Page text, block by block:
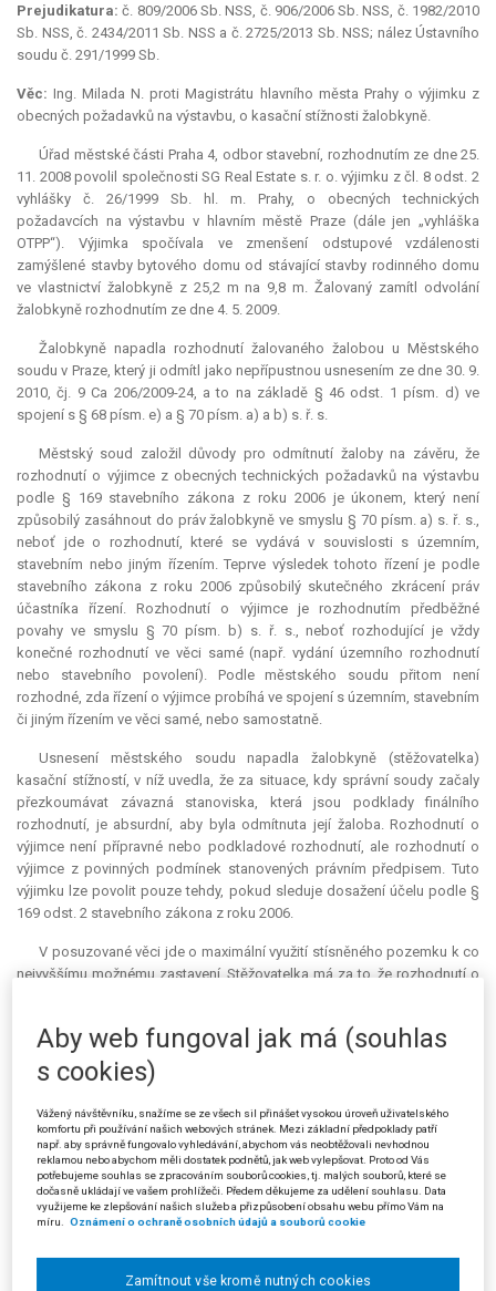
Prejudikatura: č. 809/2006 Sb. NSS, č. 906/2006 Sb. NSS, č. 1982/2010
Sb. NSS, č. 2434/2011 Sb. NSS a č. 2725/2013 Sb. NSS; nález Ústavního
soudu č. 291/1999 Sb.
Věc: Ing. Milada N. proti Magistrátu hlavního města Prahy o výjimku z
obecných požadavků na výstavbu, o kasační stížnosti žalobkyně.
Úřad městské části Praha 4, odbor stavební, rozhodnutím ze dne 25.
11. 2008 povolil společnosti SG Real Estate s. r. o. výjimku z čl. 8 odst. 2
vyhlášky č. 26/1999 Sb. hl. m. Prahy, o obecných technických
požadavcích na výstavbu v hlavním městě Praze (dále jen „vyhláška
OTPP“). Výjimka spočívala ve zmenšení odstupové vzdálenosti
zamýšlené stavby bytového domu od stávající stavby rodinného domu
ve vlastnictví žalobkyně z 25,2 m na 9,8 m. Žalovaný zamítl odvolání
žalobkyně rozhodnutím ze dne 4. 5. 2009.
Žalobkyně napadla rozhodnutí žalovaného žalobou u Městského
soudu v Praze, který ji odmítl jako nepřípustnou usnesením ze dne 30. 9.
2010, čj. 9 Ca 206/2009-24, a to na základě § 46 odst. 1 písm. d) ve
spojení s § 68 písm. e) a § 70 písm. a) a b) s. ř. s.
Městský soud založil důvody pro odmítnutí žaloby na závěru, že
rozhodnutí o výjimce z obecných technických požadavků na výstavbu
podle § 169 stavebního zákona z roku 2006 je úkonem, který není
způsobilý zasáhnout do práv žalobkyně ve smyslu § 70 písm. a) s. ř. s.,
neboť jde o rozhodnutí, které se vydává v souvislosti s územním,
stavebním nebo jiným řízením. Teprve výsledek tohoto řízení je podle
stavebního zákona z roku 2006 způsobilý skutečného zkrácení práv
účastníka řízení. Rozhodnutí o výjimce je rozhodnutím předběžné
povahy ve smyslu § 70 písm. b) s. ř. s., neboť rozhodující je vždy
konečné rozhodnutí ve věci samé (např. vydání územního rozhodnutí
nebo stavebního povolení). Podle městského soudu přitom není
rozhodné, zda řízení o výjimce probíhá ve spojení s územním, stavebním
či jiným řízením ve věci samé, nebo samostatně.
Usnesení městského soudu napadla žalobkyně (stěžovatelka)
kasační stížností, v níž uvedla, že za situace, kdy správní soudy začaly
přezkoumávat závazná stanoviska, která jsou podklady finálního
rozhodnutí, je absurdní, aby byla odmítnuta její žaloba. Rozhodnutí o
výjimce není přípravné nebo podkladové rozhodnutí, ale rozhodnutí o
výjimce z povinných podmínek stanovených právním předpisem. Tuto
výjimku lze povolit pouze tehdy, pokud sleduje dosažení účelu podle §
169 odst. 2 stavebního zákona z roku 2006.
V posuzované věci jde o maximální využití stísněného pozemku k co
nejvyššímu možnému zastavení. Stěžovatelka má za to, že rozhodnutí o
správní rozhodnutí a nikoliv o rozhodnutí o předběžné otázce. Jedná se
o otázku, která se musí rozhodnout nejpozději při umísťování sporné
stavby. Správní orgány se v dalším řízení již nebudou zabývat otázkou
odstupové vzdálenosti od domu stěžovatelky, a to s odkazem na právní
moc rozhodnutí o výjimce.
O výjimce rozhoduje stejný správní orgán, který umísťuje stavbu, a o
obou otázkách může rozhodnout ve sloučeném řízení. Stěžovatelka se
domnívá, že územní řízení z hlediska vzájemných odstupů staveb bude
nebude možné odstupy staveb přezkoumat. Stěžovatelka uzavřela, že
rozhodnutí o výjimce je způsobilé zasáhnout do jejích práv. Odmítnutí
Aby web fungoval jak má (souhlas
s cookies)
Vážený návštěvníku, snažíme se ze všech sil přinášet vysokou úroveň uživatelského
komfortu při používání našich webových stránek. Mezi základní předpoklady patří
např. aby správně fungovalo vyhledávání, abychom vás neobtěžovali nevhodnou
reklamou nebo abychom měli dostatek podnětů, jak web vylepšovat. Proto od Vás
potřebujeme souhlas se zpracováním souborů cookies, tj. malých souborů, které se
dočasně ukládají ve vašem prohlížeči. Předem děkujeme za udělení souhlasu. Data
využijeme ke zlepšování našich služeb a přizpůsobení obsahu webu přímo Vám na
míru.
Oznámení o ochraně osobních údajů a souborů cookie
Zamítnout vše kromě nutných cookies